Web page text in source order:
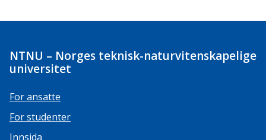
NTNU – Norges teknisk-naturvitenskapelige
universitet
For ansatte
For studenter
Innsida